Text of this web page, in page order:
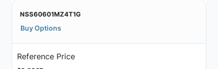
NSS60601MZ4T1G
Buy Options
Reference Price